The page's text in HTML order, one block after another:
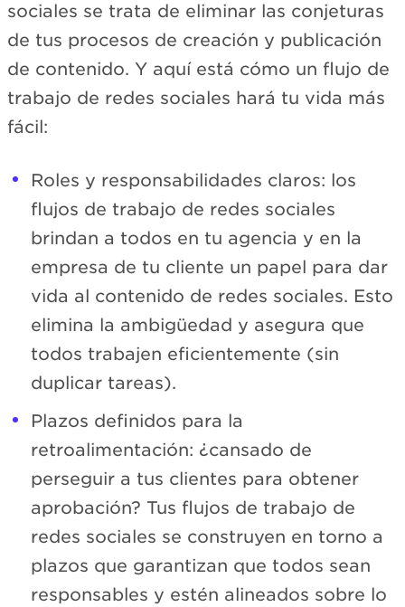
sociales se trata de eliminar las conjeturas
de tus procesos de creación y publicación
de contenido. Y aquí está cómo un flujo de
trabajo de redes sociales hará tu vida más
fácil:
Roles y responsabilidades claros: los
flujos de trabajo de redes sociales
brindan a todos en tu agencia y en la
empresa de tu cliente un papel para dar
vida al contenido de redes sociales. Esto
elimina la ambigüedad y asegura que
todos trabajen eficientemente (sin
duplicar tareas).
Plazos definidos para la
retroalimentación: ¿cansado de
perseguir a tus clientes para obtener
aprobación? Tus flujos de trabajo de
redes sociales se construyen en torno a
plazos que garantizan que todos sean
responsables y estén alineados sobre lo